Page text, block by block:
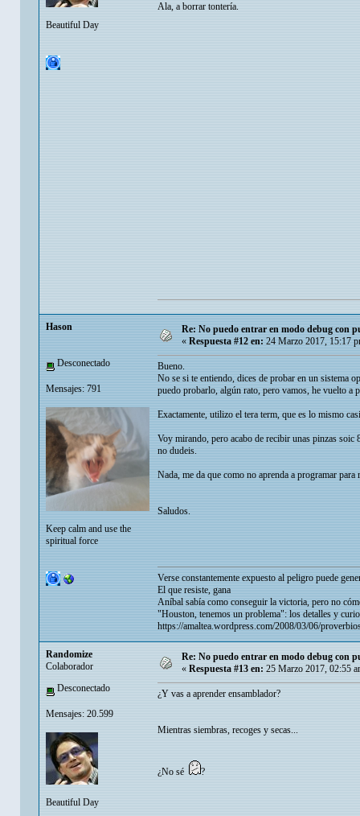
Beautiful Day
Ala, a borrar tontería.
Hason
Desconectado
Mensajes: 791
Keep calm and use the
spiritual force
Re: No puedo entrar en modo debug con
«Respuesta #12 en:24 Marzo 2017, 15:17
Bueno.
No se si te entiendo, dices de probar en un sistema
puedo probarlo, algún rato, pero vamos, he vuelto a
Exactamente, utilizo el tera term, que es lo mismo
Voy mirando, pero acabo de recibir unas pinzas
no dudeis.
Nada, me da que como no aprenda a programar
Saludos.
Verse constantemente expuesto al peligro puede
El que resiste, gana
Aníbal sabía como conseguir la victoria, pero no
"Houston, tenemos un problema": los detalles y
https://amaltea.wordpress.com/2008/03/06/
Randomize
Colaborador
Desconectado
Mensajes: 20.599
Beautiful Day
Re: No puedo entrar en modo debug con
« Respuesta #13 en: 25 Marzo 2017, 02:55
¿Y vas a aprender ensamblador?
Mientras siembras, recoges y secas...
¿No sé ?